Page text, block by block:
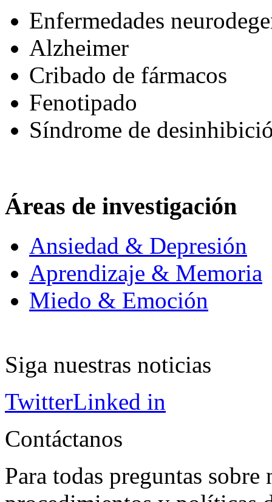
Enfermedades
Alzheimer
Cribado de fármacos
Fenotipado
Síndrome de
Áreas de investigación
Ansiedad & Depresión
Aprendizaje & Memoria
Miedo & Emoción
Siga nuestras noticias
TwitterLinked in
Contáctanos
Para todas preguntas